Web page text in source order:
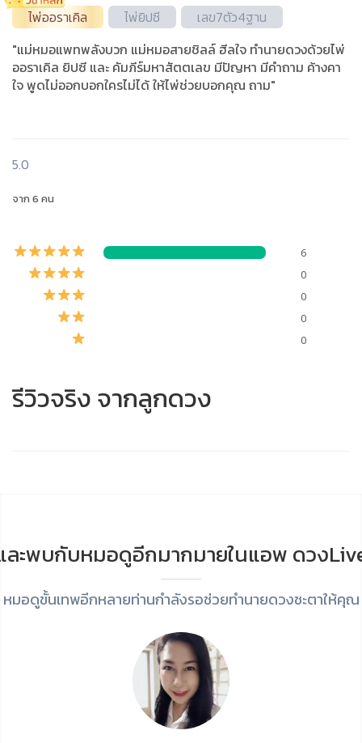
ไพ่ออราเคิล ไพ่ยิปซี
เลข7ตัว4ฐาน
"แม่หมอแพทพลังบวก แม่หมอสายชิลล์ ฮีลใจ ทำนายดวงด้วยไพ่
ออราเคิล ยิปซี และ คัมภีร์มหาสัตตเลข มีปัญหา มีคำถาม ค้างคา
ใจ พูดไม่ออกบอกใครไม่ได้ ให้ไพ่ช่วยบอกคุณ ถาม"
5.0
จาก 6 คน
6
0
0
0
0
รีวิวจริง จากลูกดวง
ละพบกับหมอดูอีกมากมายในแอพ ดวง
หมอดูขั้นเทพอีกหลายท่านกำลังรอช่วยทำนายดวงชะตาให้คุณ